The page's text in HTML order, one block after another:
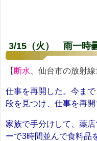
3/15（火） 雨一時
【 断水 、仙台市の放射線
仕事を再開した。今ま
段を見つけ、仕事を再開
家族で手分けして、薬
ーで3時間並んで食料品